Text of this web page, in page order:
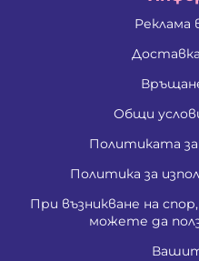
Реклама
Общи
Политиката
Политика за
При възникване на
можете да